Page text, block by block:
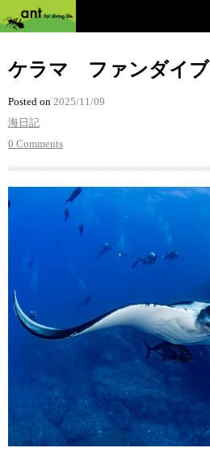
ケラマ ファンダイブ
Posted on 2025/11/09
海日記
0 Comments